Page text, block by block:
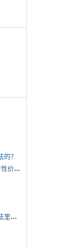
？
*
想请教有经验的蛋友，想给媳妇7夕买个跳蛋，有没有性价比高的推荐
*
有啥搞钱的路子吗，开源节流都行，主要是开源，刑法里的咱不做